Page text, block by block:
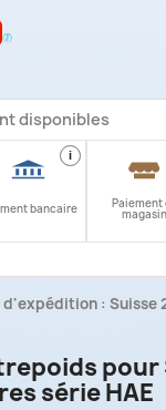
disponibles
i
bancaire Paiement
magasin
: Suisse
pour
série HAE